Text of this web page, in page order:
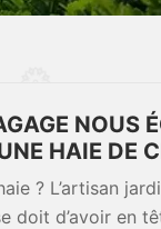
NOUS
HAIE DE
? L’artisan
doit d’avoir en